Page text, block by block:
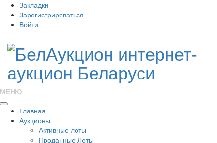
Закладки
Зарегистрироваться
Войти
МЕНЮ
Главная
Аукционы
Активные лоты
Проданные Лоты